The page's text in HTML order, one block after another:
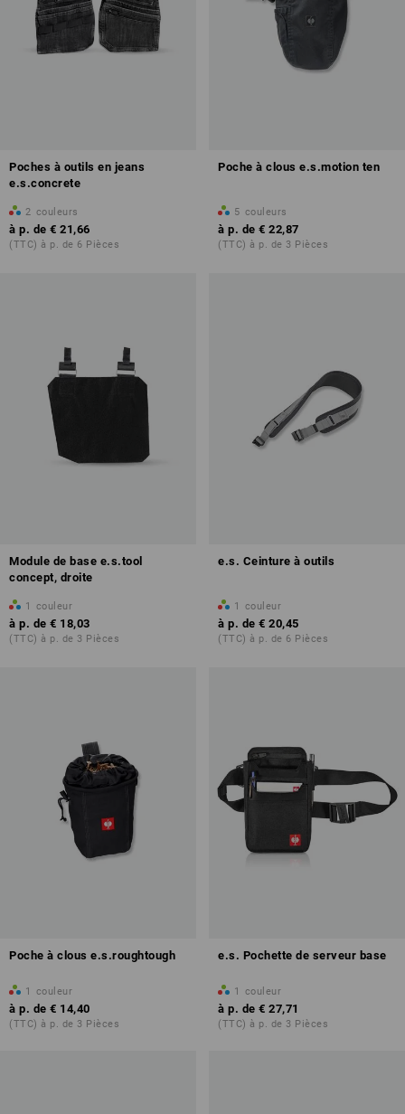
Poches à outils en jeans
e.s.concrete
2 couleurs
à p. de € 21,66
(TTC) à p. de 6 Pièces
Poche à clous e.s.motion ten
5 couleurs
à p. de € 22,87
(TTC) à p. de 3 Pièces
Module de base e.s.tool
concept, droite
1 couleur
à p. de € 18,03
(TTC) à p. de 3 Pièces
e.s. Ceinture à outils
1 couleur
à p. de € 20,45
(TTC) à p. de 6 Pièces
Poche à clous e.s.roughtough
1 couleur
à p. de € 14,40
(TTC) à p. de 3 Pièces
e.s. Pochette de serveur base
1 couleur
à p. de € 27,71
(TTC) à p. de 3 Pièces